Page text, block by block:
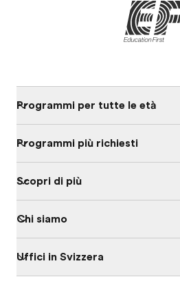
Programmi per tutte le età
Programmi più richiesti
Scopri di più
Chi siamo
Uffici in Svizzera